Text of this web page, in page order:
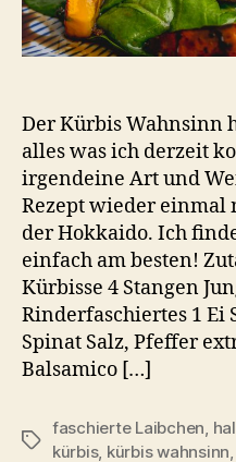
Der Kürbis Wahnsinn
alles was ich derzeit
irgendeine Art und
Rezept wieder
der Hokkaido. Ich
einfach am besten!
Kürbisse 4 Stangen
Rinderfaschiertes 1 Ei
Spinat Salz, Pfeffer
Balsamico […]
Schlagwörter
faschierte Laibchen,
kürbis, kürbis wahnsinn,